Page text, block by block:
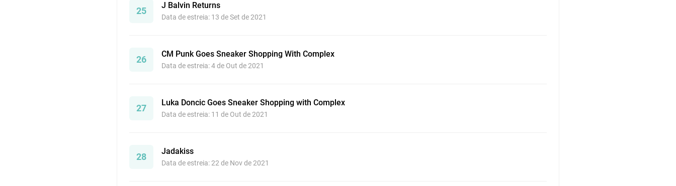
25
J Balvin Returns
Data de estreia: 13 de Set de 2021
26
CM Punk Goes Sneaker Shopping With Complex
Data de estreia: 4 de Out de 2021
27
Luka Doncic Goes Sneaker Shopping with Complex
Data de estreia: 11 de Out de 2021
28
Jadakiss
Data de estreia: 22 de Nov de 2021